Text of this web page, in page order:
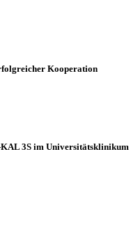
Kooperation
3S im Universitätsklinikum